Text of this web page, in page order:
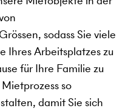
sodass Sie viele
Ihres Arbeitsplatzes zu
für Ihre Familie zu
so
damit Sie sich